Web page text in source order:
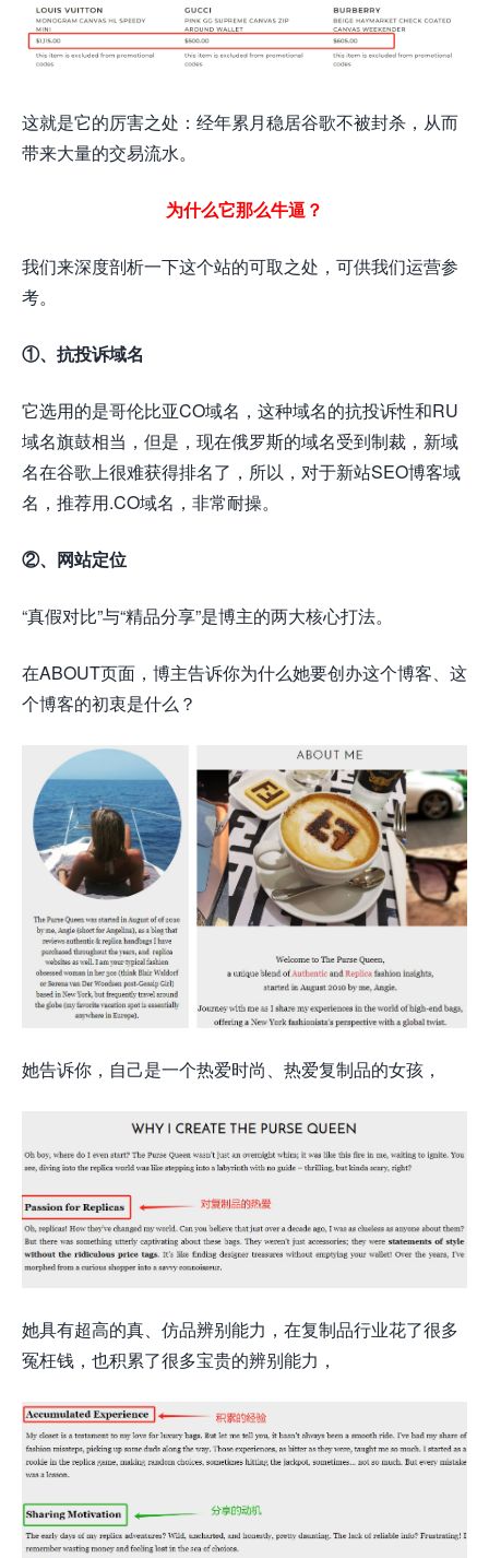
这就是它的厉害之处：经年累月稳居谷歌不被封杀，从而
带来大量的交易流水。
为什么它那么牛逼？
我们来深度剖析一下这个站的可取之处，可供我们运营参
考。
①、抗投诉域名
它选用的是哥伦比亚CO域名，这种域名的抗投诉性和RU
域名旗鼓相当，但是，现在俄罗斯的域名受到制裁，新域
名在谷歌上很难获得排名了，所以，对于新站SEO博客域
名，推荐用.CO域名，非常耐操。
②、网站定位
“真假对比”与“精品分享”是博主的两大核心打法。
在ABOUT页面，博主告诉你为什么她要创办这个博客、这
个博客的初衷是什么？
她告诉你，自己是一个热爱时尚、热爱复制品的女孩，
她具有超高的真、仿品辨别能力，在复制品行业花了很多
冤枉钱，也积累了很多宝贵的辨别能力，